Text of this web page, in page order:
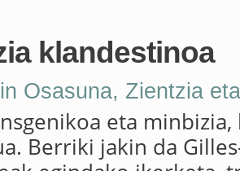
klandestinoa
Osasuna, Zientzia
eta
Berriki jakin da